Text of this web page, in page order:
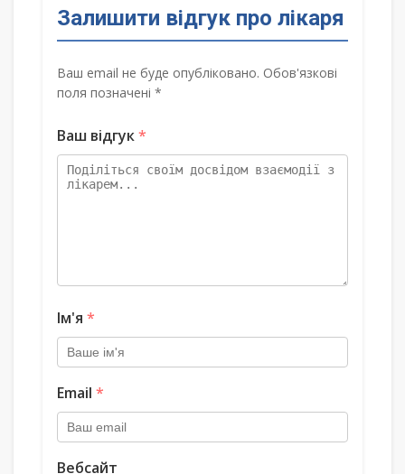
Залишити відгук про лікаря
Ваш email не буде опубліковано. Обов'язкові
поля позначені *
Ваш відгук*
Ім'я *
Email *
Вебсайт